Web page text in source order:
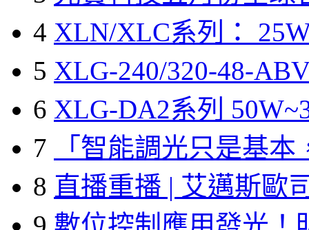
4 XLN/XLC系列：
5 XLG-240/320-48-
6 XLG-DA2系列
7
「智能調光只是基本
8 直播重播 | 艾邁斯歐